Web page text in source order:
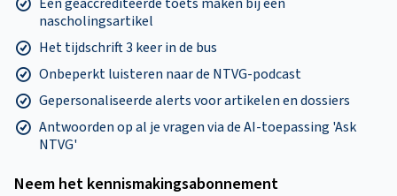
nascholingsartikel
Het tijdschrift 3 keer in de bus
Onbeperkt luisteren naar de NTVG-podcast
Gepersonaliseerde alerts voor artikelen en dossiers
Antwoorden op al je vragen via de AI-toepassing 'Ask
NTVG'
Neem het kennismakings­abonnement